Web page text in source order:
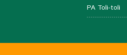
PA Toli-toli